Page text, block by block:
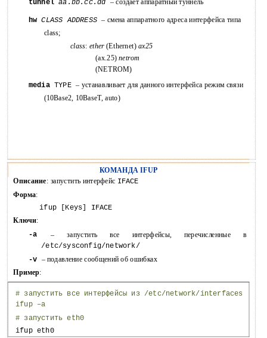
tunnelaa.bb.cc.dd – создает аппаратный туннель
hwCLASS ADDRESS– смена аппаратного адреса интерфейса типа
class;
class: ether(Ethernet) ax25
(ax.25)netrom
(NETROM)
mediaTYPE– устанавливает для данного интерфейса режим связи
(10Base2, 10BaseT, auto)
КОМАНДА IFUP
Описание: запустить интерфейс IFACE
Форма:
ifup [Keys] IFACE
Ключи:
-a
– запустить все интерфейсы, перечисленные
в
/etc/sysconfig/network/
-v – подавление сообщений об ошибках
Пример:
# запустить все интерфейсы из /etc/network/interfaces
ifup –a
# запустить eth0
ifup eth0